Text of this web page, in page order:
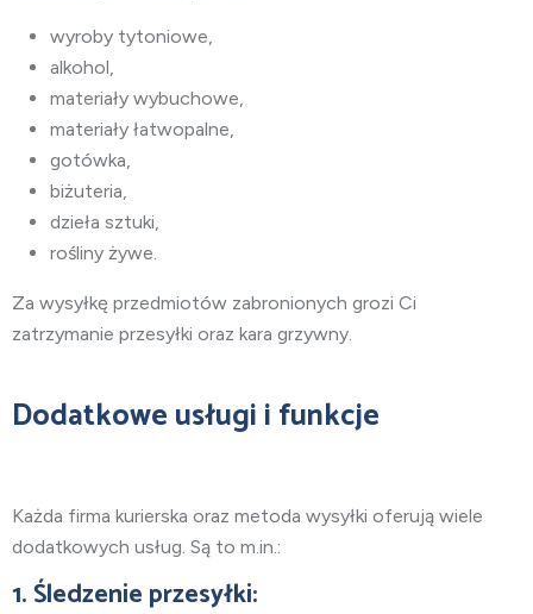
wyroby tytoniowe,
alkohol,
materiały wybuchowe,
materiały łatwopalne,
gotówka,
biżuteria,
dzieła sztuki,
rośliny żywe.
Za wysyłkę przedmiotów zabronionych grozi Ci
zatrzymanie przesyłki oraz kara grzywny.
Dodatkowe usługi i funkcje
Każda firma kurierska oraz metoda wysyłki oferują wiele
dodatkowych usług. Są to m.in.:
1. Śledzenie przesyłki: